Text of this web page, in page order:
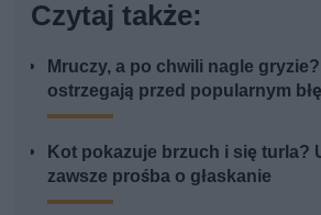
Czytaj także:
Mruczy, a po chwili nagle
ostrzegają przed popularnym
Kot pokazuje brzuch i się turla?
zawsze prośba o głaskanie